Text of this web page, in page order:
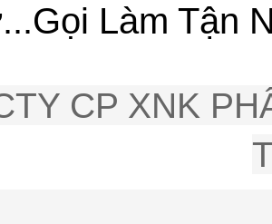
Làm Tận
CP XNK